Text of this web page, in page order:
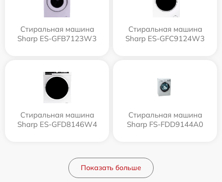
Стиральная машина
Sharp ES-GFB7123W3
Стиральная машина
Sharp ES-GFC9124W3
Стиральная машина
Sharp ES-GFD8146W4
Стиральная машина
Sharp FS-FDD9144A0
Показать больше